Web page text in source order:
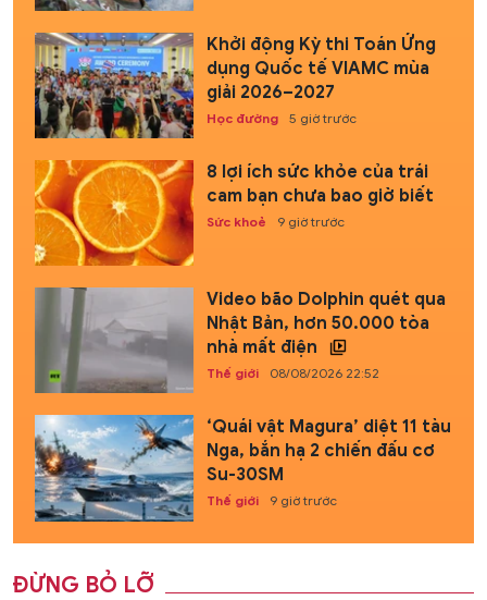
Khởi động Kỳ thi Toán Ứng
dụng Quốc tế VIAMC mùa
giải 2026–2027
Học đường 5 giờ trước
8 lợi ích sức khỏe của trái
cam bạn chưa bao giờ biết
Sức khoẻ 9 giờ trước
Video bão Dolphin quét qua
Nhật Bản, hơn 50.000 tòa
nhà mất điện
Thế giới 08/08/2026 22:52
‘Quái vật Magura’ diệt 11 tàu
Nga, bắn hạ 2 chiến đấu cơ
Su-30SM
Thế giới 9 giờ trước
ĐỪNG BỎ LỠ